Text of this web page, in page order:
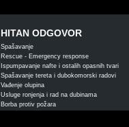
HITAN ODGOVOR
Spašavanje
Rescue - Emergency response
Ispumpavanje nafte i ostalih opasnih tvari
Spašavanje tereta i dubokomorski radovi
Vađenje olupina
Usluge ronjenja i rad na dubinama
Borba protiv požara